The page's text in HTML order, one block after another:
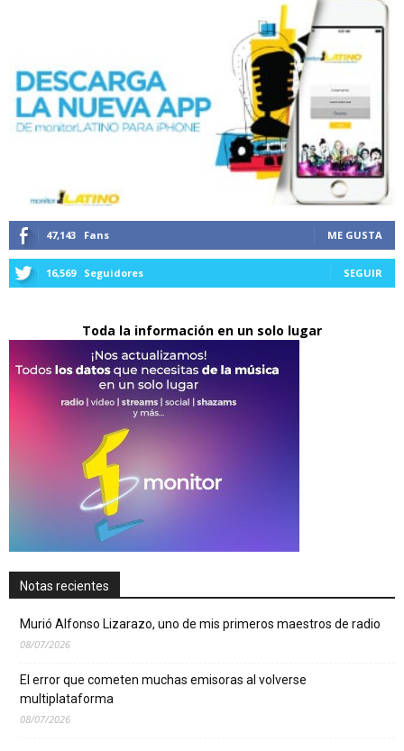
47,143 Fans ME GUSTA
16,569 Seguidores SEGUIR
Toda la información en un solo lugar
Notas recientes
Murió Alfonso Lizarazo, uno de mis primeros maestros de radio
08/07/2026
El error que cometen muchas emisoras al volverse
multiplataforma
08/07/2026